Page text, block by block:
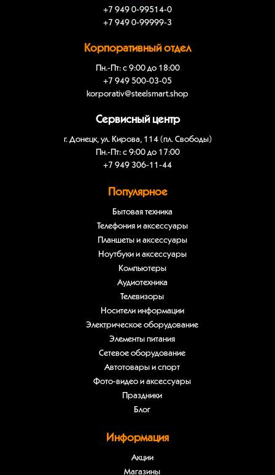
+7 949 0-99514-0
+7 949 0-99999-3
Корпоративный отдел
Пн.-Пт: с 9:00 до 18:00
+7 949 500-03-05
korporativ@steelsmart.shop
Сервисный центр
г. Донецк, ул. Кирова, 114 (пл. Свободы)
Пн.-Пт: с 9:00 до 17:00
+7 949 306-11-44
Популярное
Бытовая техника
Телефония и аксессуары
Планшеты и аксессуары
Ноутбуки и аксессуары
Компьютеры
Аудиотехника
Телевизоры
Носители информации
Электрическое оборудование
Элементы питания
Сетевое оборудование
Автотовары и спорт
Фото-видео и аксессуары
Праздники
Блог
Информация
Акции
Магазины